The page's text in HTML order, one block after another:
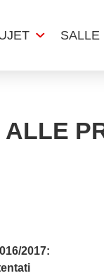
SALLE
2017: